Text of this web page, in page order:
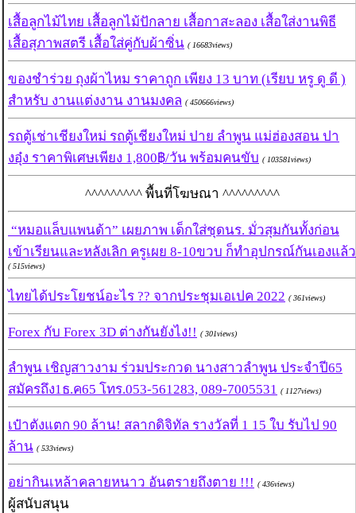
เสื้อลูกไม้ไทย เสื้อลูกไม้ปักลาย เสื้อกาสะลอง เสื้อใส่งานพิธี
เสื้อสุภาพสตรี เสื้อใส่คู่กับผ้าซิ่น ( 16683views)
ของชำร่วย ถุงผ้าไหม ราคาถูก เพียง 13 บาท (เรียบ หรู ดู ดี )
สำหรับ งานแต่งงาน งานมงคล ( 450666views)
รถตู้เช่าเชียงใหม่ รถตู้เชียงใหม่ ปาย ลำพูน แม่ฮ่องสอน ปา
งอุ๋ง ราคาพิเศษเพียง 1,800฿/วัน พร้อมคนขับ ( 103581views)
^^^^^^^^^ พื้นที่โฆษณา ^^^^^^^^^
“หมอแล็บแพนด้า” เผยภาพ เด็กใส่ชุดนร. มั่วสุมกันทั้งก่อน
เข้าเรียนและหลังเลิก ครูเผย 8-10ขวบ ก็ทำอุปกรณ์กันเองแล้ว
( 515views)
ไทยได้ประโยชน์อะไร ?? จากประชุมเอเปค 2022 ( 361views)
Forex กับ Forex 3D ต่างกันยังไง!! ( 301views)
ลำพูน เชิญสาวงาม ร่วมประกวด นางสาวลำพูน ประจำปี65
สมัครถึง1ธ.ค65 โทร.053-561283, 089-7005531 ( 1127views)
เป๋าตังแตก 90 ล้าน! สลากดิจิทัล รางวัลที่ 1 15 ใบ รับไป 90
ล้าน ( 533views)
อย่ากินเหล้าคลายหนาว อันตรายถึงตาย !!! ( 436views)
ผู้สนับสนุน